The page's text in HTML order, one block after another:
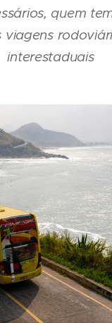
quem
interestaduais